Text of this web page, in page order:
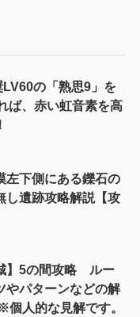
の「熟思9」を
ば、赤い虹音素を高
左下側にある鑠石の
し遺跡攻略解説【攻
】5の間攻略 ルー
やパターンなどの解
人的な見解です。